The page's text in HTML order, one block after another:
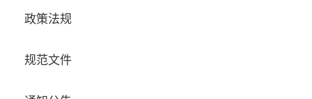
政策法规
规范文件